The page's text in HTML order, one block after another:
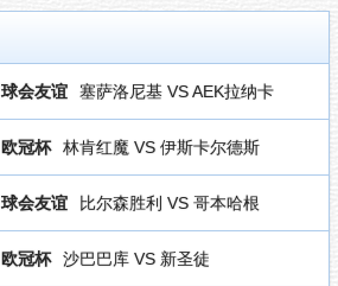
球会友谊 塞萨洛尼基 VS AEK拉纳卡
欧冠杯 林肯红魔 VS 伊斯卡尔德斯
球会友谊 比尔森胜利 VS 哥本哈根
欧冠杯 沙巴巴库 VS 新圣徒